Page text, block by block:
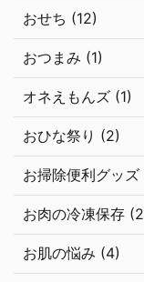
おせち (12)
おつまみ (1)
オネえもんズ (1)
おひな祭り (2)
お掃除便利グッズ
お肉の冷凍保存
お肌の悩み (4)